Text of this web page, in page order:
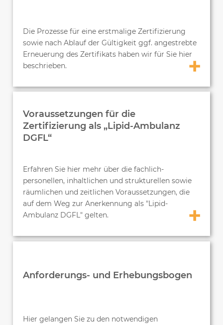
Die Prozesse für eine erstmalige Zertifizierung
sowie nach Ablauf der Gültigkeit ggf. angestrebte
Erneuerung des Zertifikats haben wir für Sie hier
beschrieben.
Voraussetzungen für die
Zertifizierung als „Lipid-Ambulanz
DGFL“
Erfahren Sie hier mehr über die fachlich-
personellen, inhaltlichen und strukturellen sowie
räumlichen und zeitlichen Voraussetzungen, die
auf dem Weg zur Anerkennung als "Lipid-
Ambulanz DGFL" gelten.
Anforderungs- und Erhebungsbogen
Hier gelangen Sie zu den notwendigen